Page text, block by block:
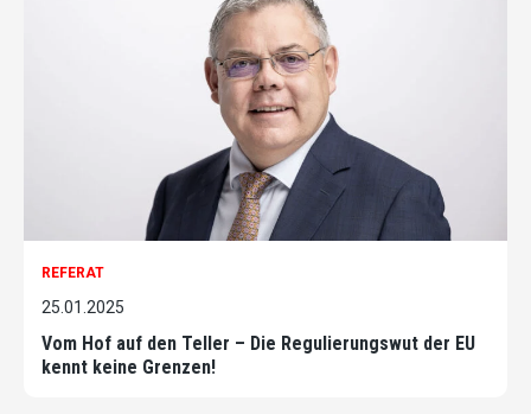
REFERAT
25.01.2025
Vom Hof auf den Teller – Die Regulierungswut der EU
kennt keine Grenzen!